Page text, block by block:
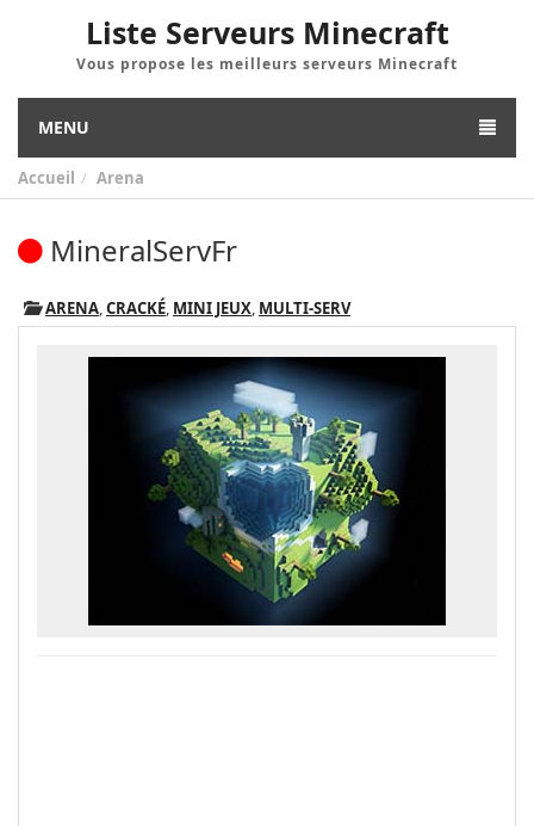
Liste Serveurs Minecraft
Vous propose les meilleurs serveurs Minecraft
MENU
Accueil Arena
MineralServFr
ARENA,CRACKÉ, MINI JEUX, MULTI-SERV